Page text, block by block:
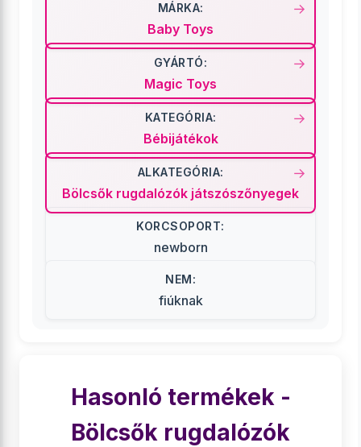
MÁRKA:
Baby Toys
GYÁRTÓ:
Magic Toys
KATEGÓRIA:
Bébijátékok
ALKATEGÓRIA:
Bölcsők rugdalózók játszószőnyegek
KORCSOPORT:
newborn
NEM:
fiúknak
Hasonló termékek -
Bölcsők rugdalózók